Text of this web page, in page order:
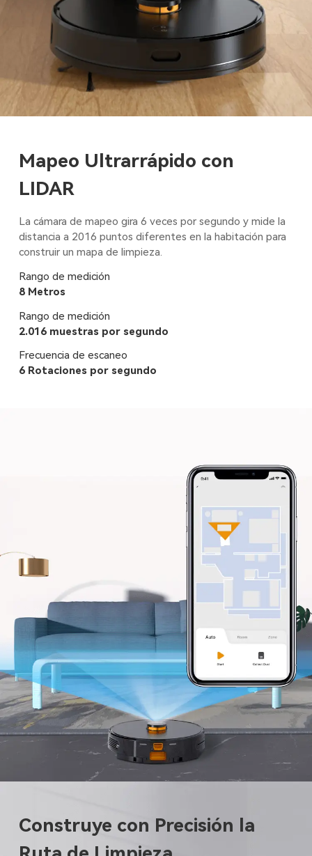
Mapeo Ultrarrápido con
LIDAR
La cámara de mapeo gira 6 veces por segundo y mide la
distancia a 2016 puntos diferentes en la habitación para
construir un mapa de limpieza.
Rango de medición
8 Metros
Rango de medición
2.016 muestras por segundo
Frecuencia de escaneo
6 Rotaciones por segundo
Construye con Precisión la